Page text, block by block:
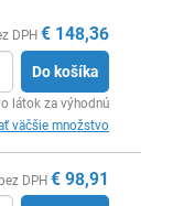
DPH € 148,36
Do košíka
látok za výhodnú
väčšie množstvo
DPH € 98,91